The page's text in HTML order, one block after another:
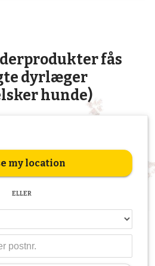
fås
dyrlæger
hunde)
my location
ELLER